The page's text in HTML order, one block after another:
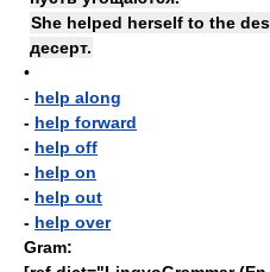
She helped herself to the
десерт.
•
- help along
- help forward
- help off
- help on
- help out
- help over
Gram: